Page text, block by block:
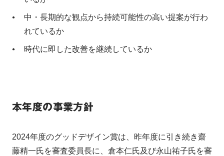
中・長期的な観点から持続可能性の高い提案が行わ
れているか
時代に即した改善を継続しているか
本年度の事業方針
2024年度のグッドデザイン賞は、昨年度に引き続き齋
藤精一氏を審査委員長に、倉本仁氏及び永山祐子氏を審